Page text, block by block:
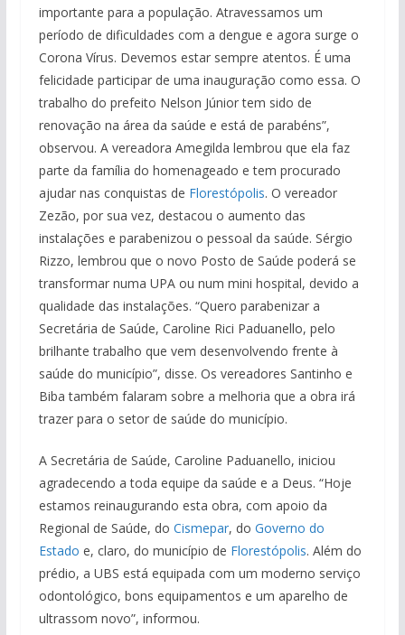
importante para a população. Atravessamos um
período de dificuldades com a dengue e agora surge o
Corona Vírus. Devemos estar sempre atentos. É uma
felicidade participar de uma inauguração como essa. O
trabalho do prefeito Nelson Júnior tem sido de
renovação na área da saúde e está de parabéns”,
observou. A vereadora Amegilda lembrou que ela faz
parte da família do homenageado e tem procurado
ajudar nas conquistas de Florestópolis. O vereador
Zezão, por sua vez, destacou o aumento das
instalações e parabenizou o pessoal da saúde. Sérgio
Rizzo, lembrou que o novo Posto de Saúde poderá se
transformar numa UPA ou num mini hospital, devido a
qualidade das instalações. “Quero parabenizar a
Secretária de Saúde, Caroline Rici Paduanello, pelo
brilhante trabalho que vem desenvolvendo frente à
saúde do município”, disse. Os vereadores Santinho e
Biba também falaram sobre a melhoria que a obra irá
trazer para o setor de saúde do município.
A Secretária de Saúde, Caroline Paduanello, iniciou
agradecendo a toda equipe da saúde e a Deus. “Hoje
estamos reinaugurando esta obra, com apoio da
Regional de Saúde, do Cismepar, do Governo do
Estado e, claro, do município de Florestópolis. Além do
prédio, a UBS está equipada com um moderno serviço
odontológico, bons equipamentos e um aparelho de
ultrassom novo”, informou.